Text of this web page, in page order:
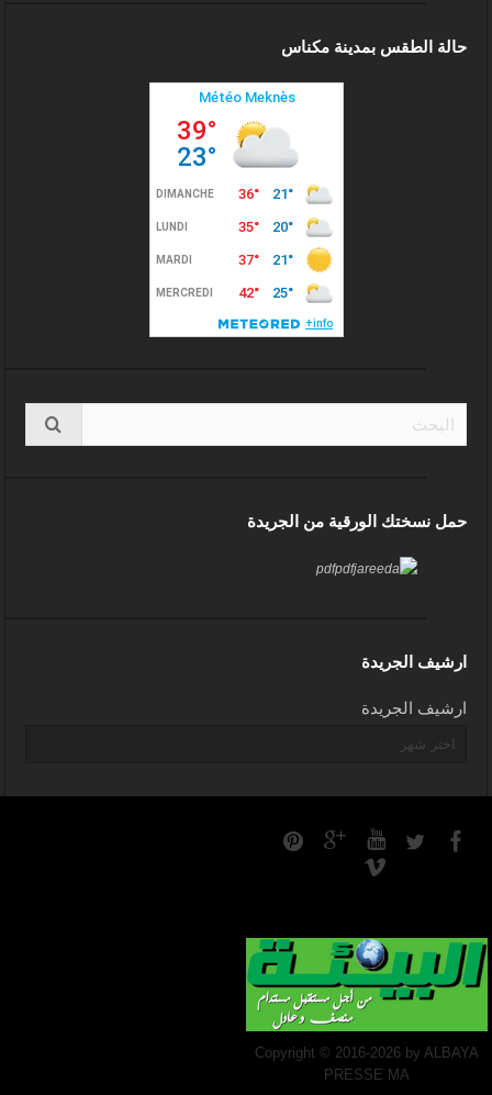
حالة الطقس بمدينة مكناس
حمل نسختك الورقية من الجريدة
ارشيف الجريدة
ارشيف الجريدة
Copyright © 2016-2026 by ALBAYA
PRESSE MA